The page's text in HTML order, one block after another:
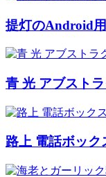
提灯のAndroid
青 光 アブスト
路上 電話ボッ